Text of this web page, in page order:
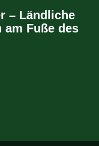
– Ländliche
Fuße des